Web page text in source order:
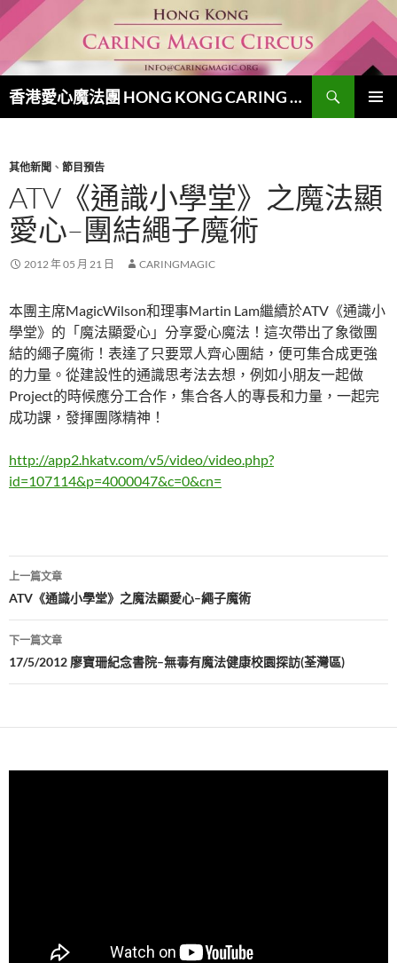
跳
至
要
內
容
香港愛心魔法團 HONG KONG CARING MAGIC CIRCUS
搜
尋
其他新聞 、 節目預告
ATV《通識小學堂》之魔法顯
愛心–團結繩子魔術
2012 年 05 月 21 日 CARINGMAGIC
本團主席MagicWilson和理事Martin Lam繼續於ATV《通識小
學堂》的「魔法顯愛心」分享愛心魔法！這次帶出了象徵團
結的繩子魔術！表達了只要眾人齊心團結，便可集合成更強
的力量。從建設性的通識思考法去想，例如小朋友一起做
Project的時候應分工合作，集合各人的專長和力量，一起完
成功課，發揮團隊精神！
http://app2.hkatv.com/v5/video/video.php?
id=107114&p=4000047&c=0&cn=
文
章
導
覽
上一篇文章
ATV《通識小學堂》之魔法顯愛心–繩子魔術
下一篇文章
17/5/2012 廖寶珊紀念書院–無毒有魔法健康校園探訪(荃灣區)